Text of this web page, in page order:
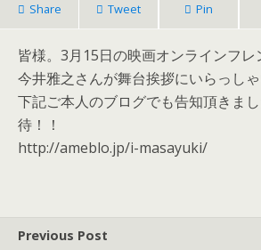
Share Tweet Pin
皆様。3月15日の映画オンラインフ
今井雅之さんが舞台挨拶にいらっしゃ
下記ご本人のブログでも告知頂きま
待！！
http://ameblo.jp/i-masayuki/
Previous Post